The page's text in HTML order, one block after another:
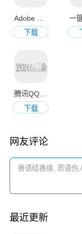
下载
腾讯QQ2013官方正式版
下载
网友评论
最近更新